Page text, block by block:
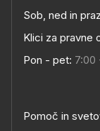
Sob, ned in
Klici za pravne
Pon - pet: 7:00
Pomoč in